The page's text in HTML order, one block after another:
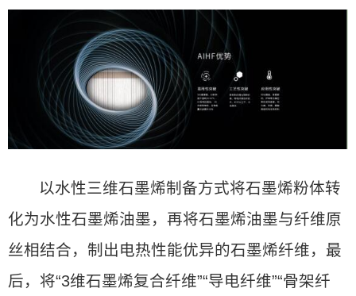
以水性三维石墨烯制备方式将石墨烯粉体转
化为水性石墨烯油墨，再将石墨烯油墨与纤维原
丝相结合，制出电热性能优异的石墨烯纤维，最
后，将“3维石墨烯复合纤维”“导电纤维”“骨架纤